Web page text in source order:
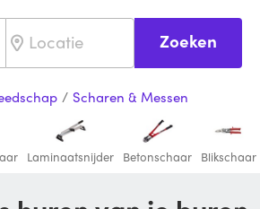
Zoeken
/ Scharen & Messen
Laminaatsnijder Betonschaar Blikschaar